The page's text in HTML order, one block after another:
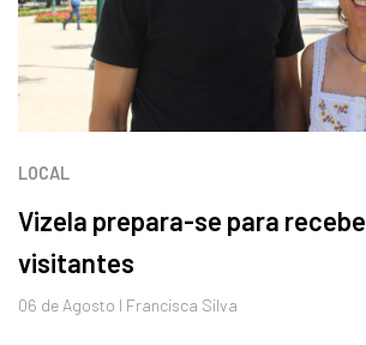
LOCAL
Vizela prepara-se para
visitantes
06 de Agosto I Francisca Silva